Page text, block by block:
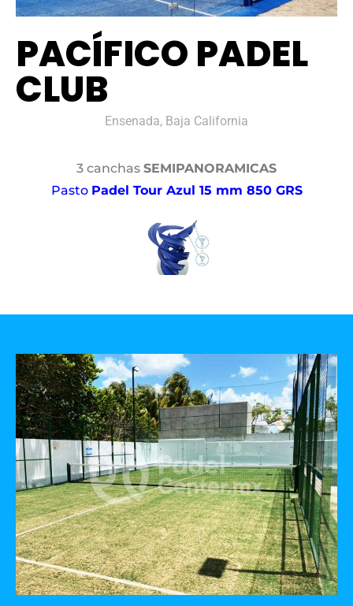
PACÍFICO PADEL
CLUB
Ensenada, Baja California
3 canchas SEMIPANORAMICAS
Pasto Padel Tour Azul 15 mm 850 GRS